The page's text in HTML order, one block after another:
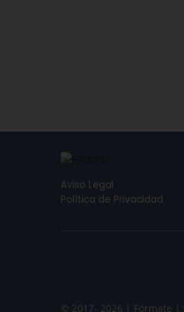
Aviso Legal
Política de Privacidad
© 2017- 2026 | Fórmate |